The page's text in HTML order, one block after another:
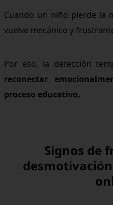
Cuando un niño pierde la
vuelve mecánico y
Por eso, la detección
reconectar
proceso educativo.
Signos de